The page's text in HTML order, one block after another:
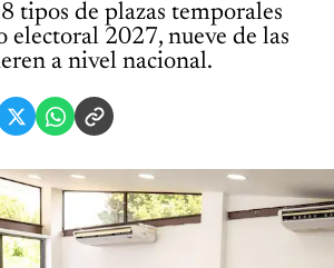
tipos de plazas temporales
electoral 2027, nueve de las
a nivel nacional.